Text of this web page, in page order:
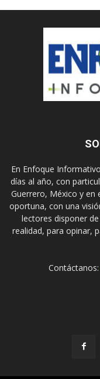
En Enfoque
días al año, con
Guerrero, México y en
oportuna, con una
lectores disponer
realidad, para opinar,
Contáctanos: